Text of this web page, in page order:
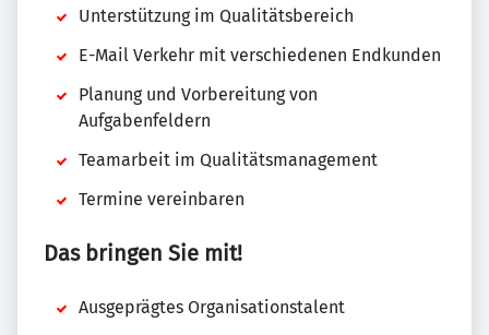
Unterstützung im Qualitätsbereich
E-Mail Verkehr mit verschiedenen Endkunden
Planung und Vorbereitung von
Aufgabenfeldern
Teamarbeit im Qualitätsmanagement
Termine vereinbaren
Das bringen Sie mit!
Ausgeprägtes Organisationstalent